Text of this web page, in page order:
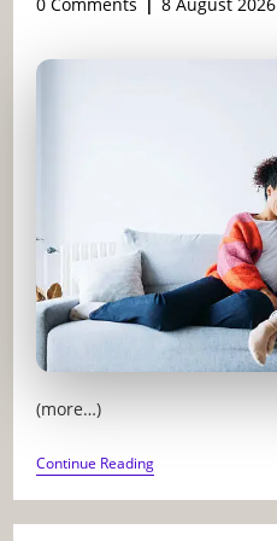
0 Comments 8 August 2026
(more…)
Continue ReadingGÉRER
LA
TECHNOLOGIE
EN